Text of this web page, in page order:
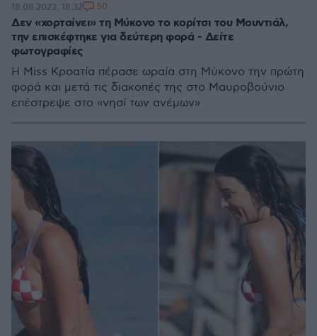
Δεν «χορταίνει» τη Μύκονο το κορίτσι του Μουντιάλ,
την επισκέφτηκε για δεύτερη φορά - Δείτε
φωτογραφίες
Η Miss Κροατία πέρασε ωραία στη Μύκονο την πρώτη
φορά και μετά τις διακοπές της στο Μαυροβούνιο
επέστρεψε στο «νησί των ανέμων»
18.08.2023, 18:32 50